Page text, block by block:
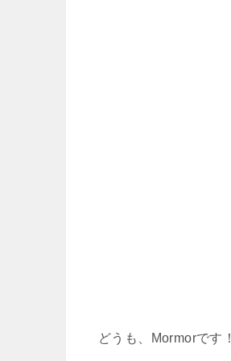
どうも、Mormorです！